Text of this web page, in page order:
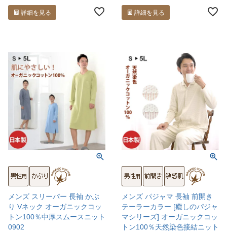
詳細を見る 詳細を見る
メンズ スリーパー 長袖 かぶ
り Vネック オーガニックコッ
トン100％中厚スムースニット
0902
メンズ パジャマ 長袖 前開き
テーラーカラー [癒しのパジャ
マシリーズ] オーガニックコッ
トン100％天然染色接結ニット